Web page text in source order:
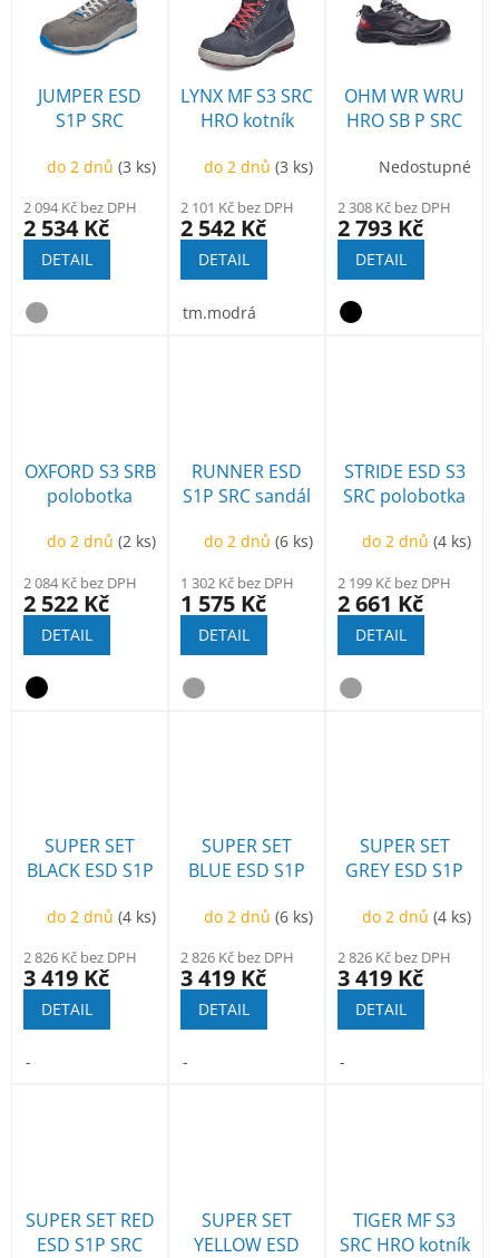
JUMPER ESD
S1P SRC
do 2 dnů(3 ks)
2 094 Kč bez DPH
2 534 Kč
DETAIL
LYNX MF S3 SRC
HRO kotník
do 2 dnů(3 ks)
2 101 Kč bez DPH
2 542 Kč
DETAIL
tm.modrá
OHM WR WRU
HRO SB P SRC
Nedostupné
2 308 Kč bez DPH
2 793 Kč
DETAIL
OXFORD S3 SRB
polobotka
do 2 dnů(2 ks)
2 084 Kč bez DPH
2 522 Kč
DETAIL
RUNNER ESD
S1P SRC sandál
do 2 dnů(6 ks)
1 302 Kč bez DPH
1 575 Kč
DETAIL
STRIDE ESD S3
SRC polobotka
do 2 dnů (4 ks)
2 199 Kč bez DPH
2 661 Kč
DETAIL
SUPER SET
BLACK ESD S1P
do 2 dnů(4 ks)
2 826 Kč bez DPH
3 419 Kč
DETAIL
-
SUPER SET
BLUE ESD S1P
do 2 dnů(6 ks)
2 826 Kč bez DPH
3 419 Kč
DETAIL
-
SUPER SET
GREY ESD S1P
do 2 dnů (4 ks)
2 826 Kč bez DPH
3 419 Kč
DETAIL
-
SUPER SET RED
ESD S1P SRC
SUPER SET
YELLOW ESD
TIGER MF S3
SRC HRO kotník